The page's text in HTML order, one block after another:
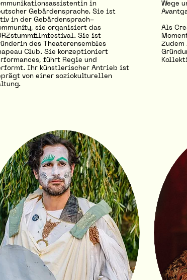
in
Gebärdensprache. Sie ist
in der Gebärdensprach-
sie organisiert das
Sie ist
des Theaterensembles
Club. Sie konzeptioniert
führt Regie und
Ihr künstlerischer Antrieb ist
von einer soziokulturellen
Wege
Als
Zudem